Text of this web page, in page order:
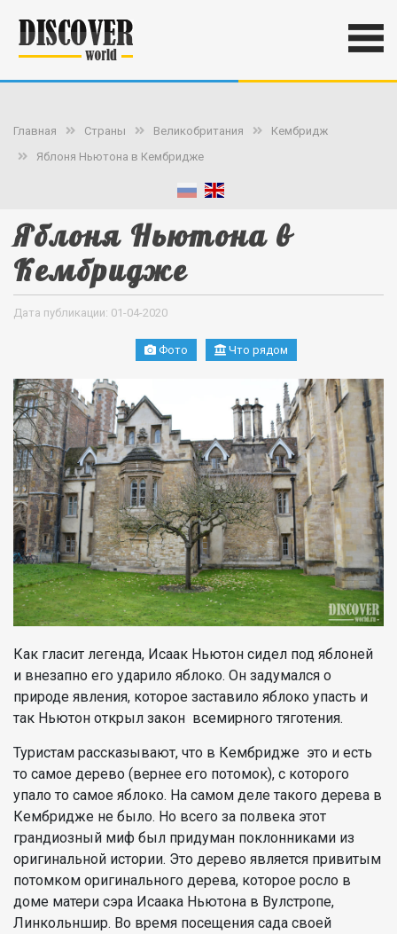
Главная Страны Великобритания
Кембридж
Яблоня Ньютона в Кембридже
Яблоня Ньютона в
Кембридже
Дата публикации: 01-04-2020
Фото Что рядом
Как гласит легенда, Исаак Ньютон сидел под яблоней
и внезапно его ударило яблоко. Он задумался о
природе явления, которое заставило яблоко упасть и
так Ньютон открыл закон всемирного тяготения.
Туристам рассказывают, что в Кембридже это и есть
то самое дерево (вернее его потомок), с которого
упало то самое яблоко. На самом деле такого дерева в
Кембридже не было. Но всего за полвека этот
грандиозный миф был придуман поклонниками из
оригинальной истории. Это дерево является привитым
потомком оригинального дерева, которое росло в
доме матери сэра Исаака Ньютона в Вулстропе,
Линкольншир. Во время посещения сада своей